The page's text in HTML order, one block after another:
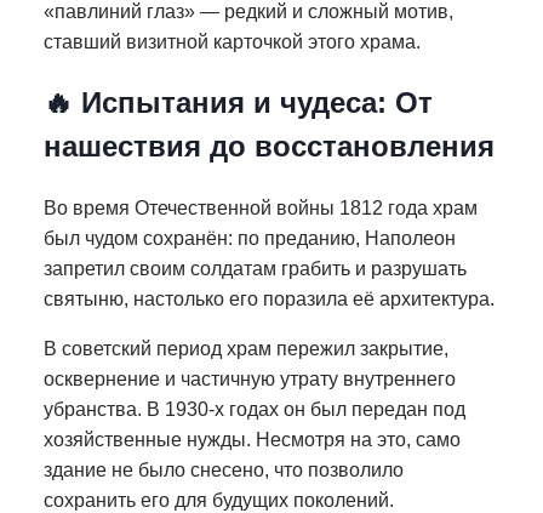
«павлиний глаз» — редкий и сложный мотив,
ставший визитной карточкой этого храма.
🔥 Испытания и чудеса: От
нашествия до восстановления
Во время Отечественной войны 1812 года храм
был чудом сохранён: по преданию, Наполеон
запретил своим солдатам грабить и разрушать
святыню, настолько его поразила её архитектура.
В советский период храм пережил закрытие,
осквернение и частичную утрату внутреннего
убранства. В 1930-х годах он был передан под
хозяйственные нужды. Несмотря на это, само
здание не было снесено, что позволило
сохранить его для будущих поколений.